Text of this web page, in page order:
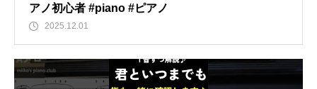
アノ初心者 #piano #ピアノ
2025.12.01